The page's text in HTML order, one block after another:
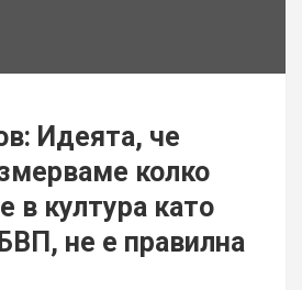
Идеята, че
колко
в култура като
не е правилна